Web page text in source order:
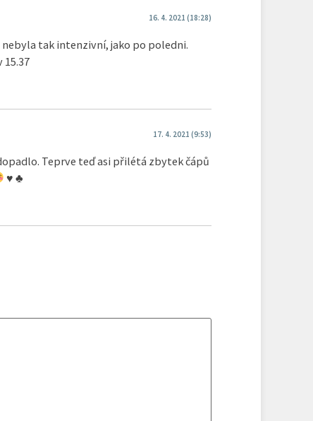
16. 4. 2021 (18:28)
nebyla tak intenzivní, jako po poledni.
17. 4. 2021 (9:53)
Teprve teď asi přilétá zbytek čápů
♥ ♣